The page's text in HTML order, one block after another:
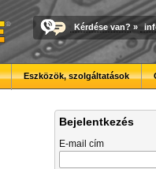
Kérdése van? »
Eszközök, szolgáltatások
Bejelentkezés
E-mail cím